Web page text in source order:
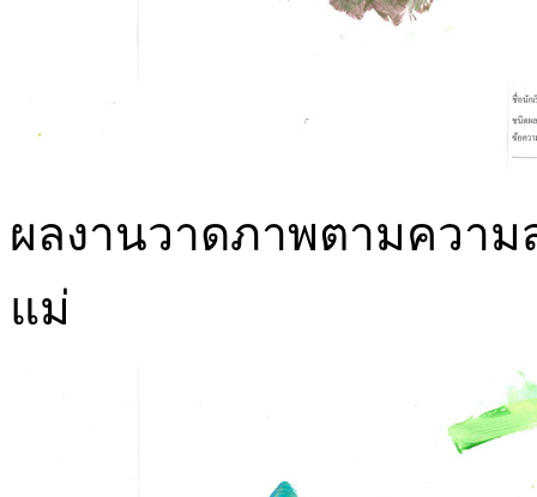
ผลงานวาดภาพตามควา
แม่